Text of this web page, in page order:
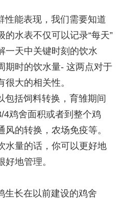
性能表现，我们需要知道
水表不仅可以记录“每天”
一天中关键时刻的饮水
期时的饮水量- 这两点对于
大的相关性。
包括饲料转换，育雏期间
4鸡舍面积或者到整个鸡
的转换，农场免疫等。
水量的话，你可以更好地
地管理。
生长在以前建设的鸡舍